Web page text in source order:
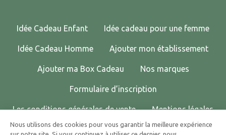
Idée Cadeau Enfant Idée cadeau pour une femme
Idée Cadeau Homme Ajouter mon établissement
Ajouter ma Box Cadeau Nos marques
Formulaire d’inscription
Les conditions générales de vente Mentions légales
Politique de confidentialité Contactez-nous !
Nous utilisons des cookies pour vous garantir la meilleure expérience